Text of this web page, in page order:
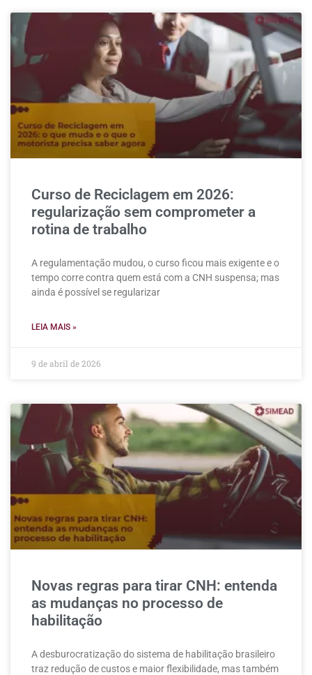
Curso de Reciclagem em 2026:
regularização sem comprometer a
rotina de trabalho
A regulamentação mudou, o curso ficou mais exigente e o
tempo corre contra quem está com a CNH suspensa; mas
ainda é possível se regularizar
LEIA MAIS »
9 de abril de 2026
Novas regras para tirar CNH: entenda
as mudanças no processo de
habilitação
A desburocratização do sistema de habilitação brasileiro
traz redução de custos e maior flexibilidade, mas também